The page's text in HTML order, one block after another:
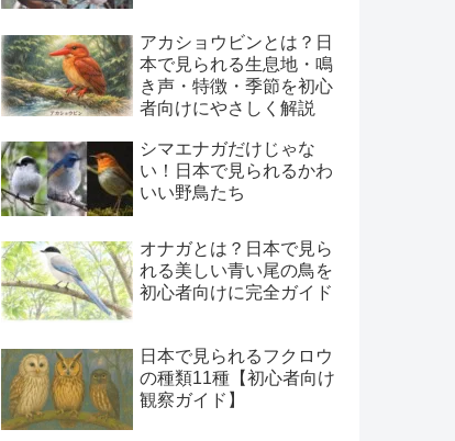
アカショウビンとは？日
本で見られる生息地・鳴
き声・特徴・季節を初心
者向けにやさしく解説
シマエナガだけじゃな
い！日本で見られるかわ
いい野鳥たち
オナガとは？日本で見ら
れる美しい青い尾の鳥を
初心者向けに完全ガイド
日本で見られるフクロウ
の種類11種【初心者向け
観察ガイド】